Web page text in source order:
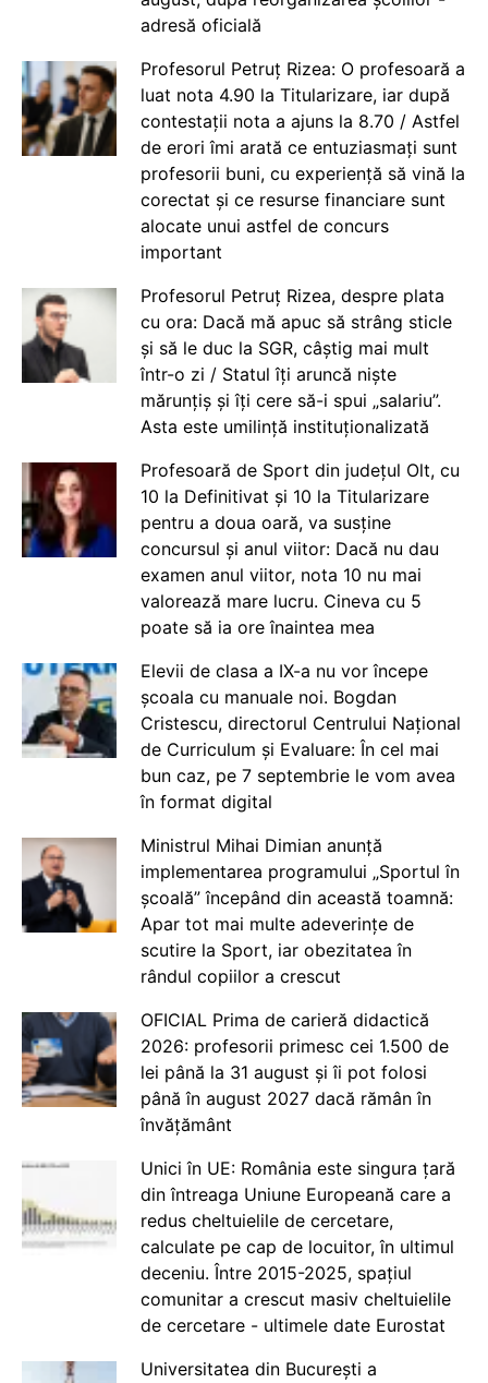
adresă oficială
Profesorul Petruț Rizea: O profesoară a
luat nota 4.90 la Titularizare, iar după
contestații nota a ajuns la 8.70 / Astfel
de erori îmi arată ce entuziasmați sunt
profesorii buni, cu experiență să vină la
corectat și ce resurse financiare sunt
alocate unui astfel de concurs
important
Profesorul Petruț Rizea, despre plata
cu ora: Dacă mă apuc să strâng sticle
și să le duc la SGR, câștig mai mult
într-o zi / Statul îți aruncă niște
mărunțiș și îți cere să-i spui „salariu”.
Asta este umilință instituționalizată
Profesoară de Sport din județul Olt, cu
10 la Definitivat și 10 la Titularizare
pentru a doua oară, va susține
concursul și anul viitor: Dacă nu dau
examen anul viitor, nota 10 nu mai
valorează mare lucru. Cineva cu 5
poate să ia ore înaintea mea
Elevii de clasa a IX-a nu vor începe
școala cu manuale noi. Bogdan
Cristescu, directorul Centrului Național
de Curriculum și Evaluare: În cel mai
bun caz, pe 7 septembrie le vom avea
în format digital
Ministrul Mihai Dimian anunță
implementarea programului „Sportul în
școală” începând din această toamnă:
Apar tot mai multe adeverințe de
scutire la Sport, iar obezitatea în
rândul copiilor a crescut
OFICIAL Prima de carieră didactică
2026: profesorii primesc cei 1.500 de
lei până la 31 august și îi pot folosi
până în august 2027 dacă rămân în
învățământ
Unici în UE: România este singura țară
din întreaga Uniune Europeană care a
redus cheltuielile de cercetare,
calculate pe cap de locuitor, în ultimul
deceniu. Între 2015-2025, spațiul
comunitar a crescut masiv cheltuielile
de cercetare - ultimele date Eurostat
Universitatea din București a